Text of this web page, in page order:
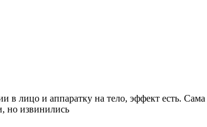
лицо и аппаратку на тело, эффект есть.
но извинились